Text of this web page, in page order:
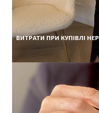
ВИТРАТИ ПРИ КУПІВЛІ